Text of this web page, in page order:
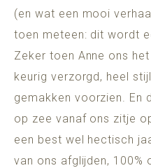
(en wat een mooi
toen meteen: dit wordt
Zeker toen Anne ons
keurig verzorgd, heel
gemakken voorzien. En
op zee vanaf ons zitje
een best wel hectisch
van ons afglijden, 100%